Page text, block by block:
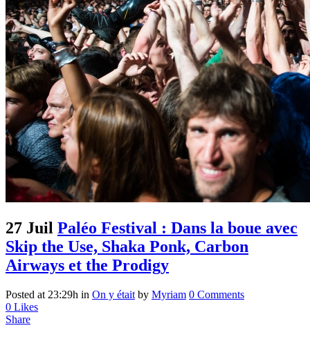
27 Juil Paléo Festival : Dans la boue avec
Skip the Use, Shaka Ponk, Carbon
Airways et the Prodigy
Posted at 23:29h in On y était by Myriam 0 Comments
0 Likes
Share